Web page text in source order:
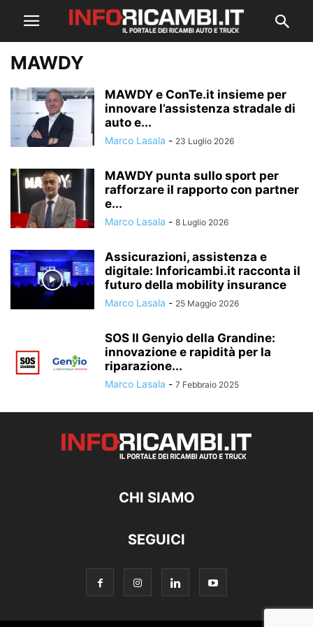
MAWDY
MAWDY e ConTe.it insieme per
innovare l’assistenza stradale di
auto e...
Marco Lasala - 23 Luglio 2026
MAWDY punta sullo sport per
rafforzare il rapporto con partner
e...
Marco Lasala - 8 Luglio 2026
Assicurazioni, assistenza e
digitale: Inforicambi.it racconta il
futuro della mobility insurance
Marco Lasala - 25 Maggio 2026
SOS Il Genyio della Grandine:
innovazione e rapidità per la
riparazione...
Marco Lasala - 7 Febbraio 2025
CHI SIAMO
SEGUICI